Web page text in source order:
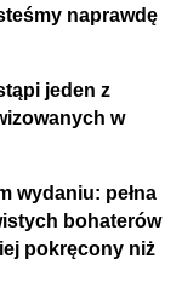
naprawdę
jeden z
w
wydaniu: pełna
bohaterów
pokręcony niż